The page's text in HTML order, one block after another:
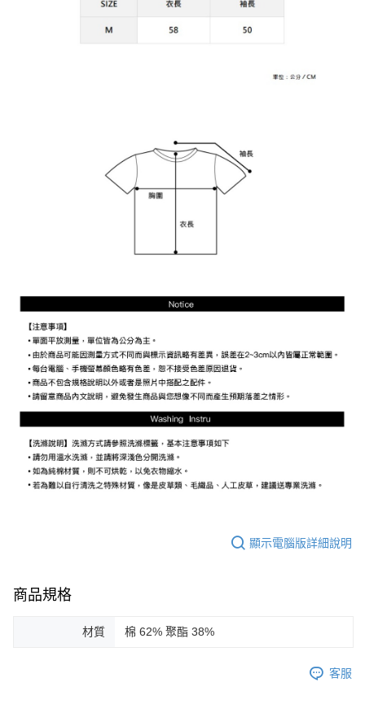
顯示電腦版詳細說明
商品規格
材質 棉 62% 聚酯 38%
客服